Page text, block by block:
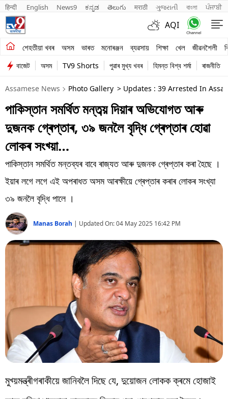
हिन्दी English News9 ಕನ್ನಡ తెలుగు मराठी ગુજરાતી বাংলা ਪੰਜਾਬੀ
AQI
শেহতীয়া খবৰ অসম ভাৰত মনোৰঞ্জন ব্যৱসায় শিক্ষা খেল জীৱনশৈলী
শেহতীয়া খবৰ
অসম
ভাৰত
মনোৰঞ্জন
শিক্ষা
খেল
বিশ্ব
বাজেট অসম TV9 Shorts পুৱাৰ মুখ্য খবৰ হিমন্ত বিশ্ব শৰ্মা ৰাজনীতি
Assamese News Photo Gallery > Updates : 39 Arrested In
পাকিস্তান সমৰ্থিত মন্তব্য় দিয়াৰ অভিযোগত আৰু
দুজনক গ্ৰেপ্তাৰ, ৩৯ জনলৈ বৃদ্ধি গ্ৰেপ্তাৰ হোৱা
লোকৰ সংখ্য়া…
পাকিস্তান সমৰ্থিত মন্তব্যৰ বাবে ৰাজ্যত আৰু দুজনক গ্ৰেপ্তাৰ কৰা হৈছে ।
ইয়াৰ লগে লগে এই অপৰাধত অসম আৰক্ষীয়ে গ্ৰেপ্তাৰ কৰাৰ লোকৰ সংখ্যা
৩৯ জনলৈ বৃদ্ধি পালে ।
Manas Borah | Updated On:04 May 2025 16:42 PM
মুখ্য়মন্ত্ৰীগৰাকীয়ে জানিবলৈ দিছে যে, দুয়োজন লোকক ক্ৰমে হোজাই